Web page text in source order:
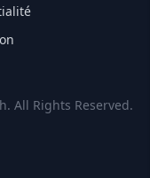
All Rights Reserved.